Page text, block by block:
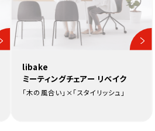
libake
ミーティングチェアー リベイク
「木の風合い」×「スタイリッシュ」